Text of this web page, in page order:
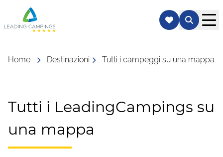
Home Destinazioni Tutti i campeggi su una mappa
Tutti i LeadingCampings su
una mappa